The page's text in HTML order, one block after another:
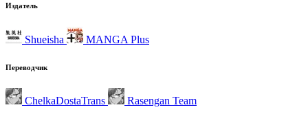
Издатель
Shueisha MANGA Plus
Переводчик
ChelkaDostaTrans Rasengan Team